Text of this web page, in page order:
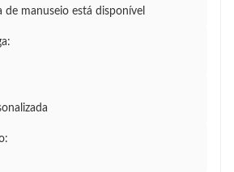
manuseio está disponível